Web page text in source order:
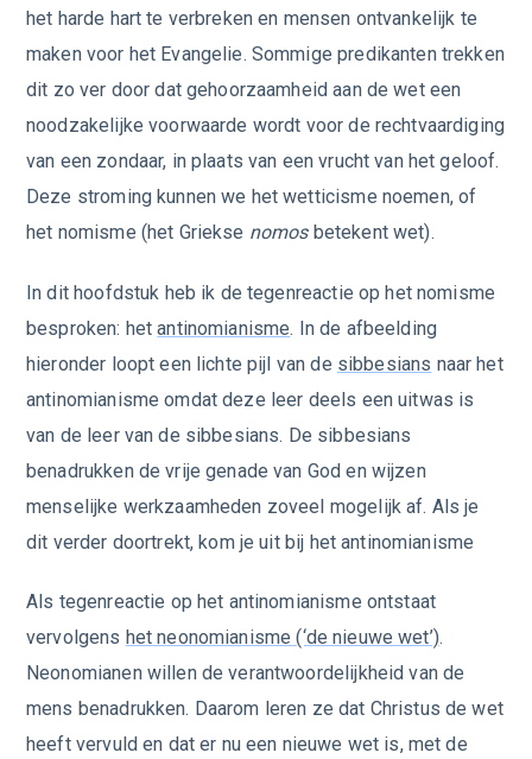
het harde hart te verbreken en mensen ontvankelijk te
maken voor het Evangelie. Sommige predikanten trekken
dit zo ver door dat gehoorzaamheid aan de wet een
noodzakelijke voorwaarde wordt voor de rechtvaardiging
van een zondaar, in plaats van een vrucht van het geloof.
Deze stroming kunnen we het wetticisme noemen, of
het nomisme (het Griekse nomosbetekent wet).
In dit hoofdstuk heb ik de tegenreactie op het nomisme
besproken: hetantinomianisme. In de afbeelding
hieronder loopt een lichte pijl van de sibbesians naar het
antinomianisme omdat deze leer deels een uitwas is
van de leer van de sibbesians. De sibbesians
benadrukken de vrije genade van God en wijzen
menselijke werkzaamheden zoveel mogelijk af. Als je
dit verder doortrekt, kom je uit bij het antinomianisme
Als tegenreactie op het antinomianisme ontstaat
vervolgens het neonomianisme (‘de nieuwe wet’).
Neonomianen willen de verantwoordelijkheid van de
mens benadrukken. Daarom leren ze dat Christus de wet
heeft vervuld en dat er nu een nieuwe wet is, met de